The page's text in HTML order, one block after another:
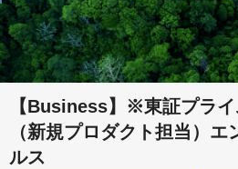
【Business】※東証プラ
（新規プロダクト担当）
ルス